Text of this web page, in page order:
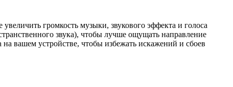
громкость музыки, звукового эффекта и голоса
звука), чтобы лучше ощущать направление
вашем устройстве, чтобы избежать искажений и сбоев